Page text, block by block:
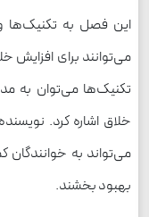
این فصل به تکنیک‌ها
می‌توانند برای افزایش
تکنیک‌ها می‌توان به
خلاق اشاره کرد.
می‌تواند به خوانندگان
بهبود بخشند.